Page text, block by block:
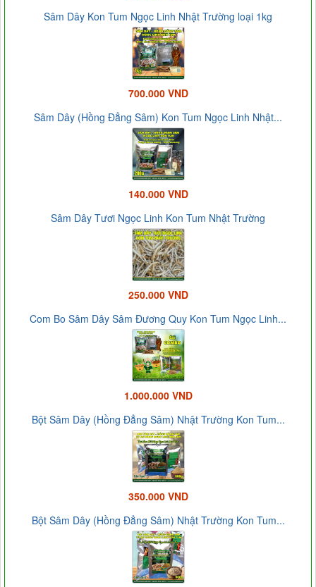
Sâm Dây Kon Tum Ngọc Linh Nhật Trường loại 1kg
700.000 VND
Sâm Dây (Hồng Đẳng Sâm) Kon Tum Ngọc Linh Nhật...
140.000 VND
Sâm Dây Tươi Ngọc Linh Kon Tum Nhật Trường
250.000 VND
Com Bo Sâm Dây Sâm Đương Quy Kon Tum Ngọc Linh...
1.000.000 VND
Bột Sâm Dây (Hồng Đẳng Sâm) Nhật Trường Kon Tum...
350.000 VND
Bột Sâm Dây (Hồng Đẳng Sâm) Nhật Trường Kon Tum...